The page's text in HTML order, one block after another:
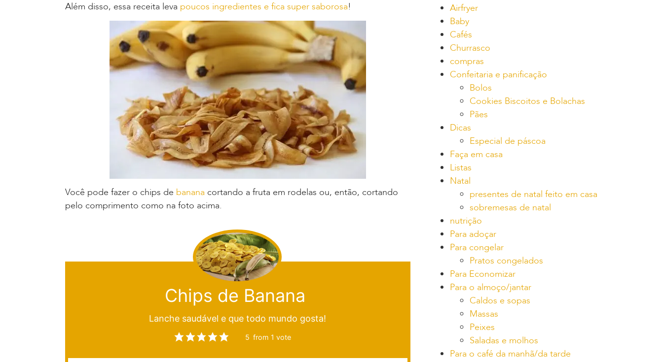
Além disso, essa receita leva poucos ingredientes e fica super saborosa!
Você pode fazer o chips de banana cortando a fruta em rodelas ou, então, cortando
pelo comprimento como na foto acima.
Chips de Banana
Lanche saudável e que todo mundo gosta!
5 from 1 vote
Airfryer
Baby
Cafés
Churrasco
compras
Confeitaria e panificação
Bolos
Cookies Biscoitos e Bolachas
Pães
Dicas
Especial de páscoa
Faça em casa
Listas
Natal
presentes de natal feito em casa
sobremesas de natal
nutrição
Para adoçar
Para congelar
Pratos congelados
Para Economizar
Para o almoço/jantar
Caldos e sopas
Massas
Peixes
Saladas e molhos
Para o café da manhã/da tarde